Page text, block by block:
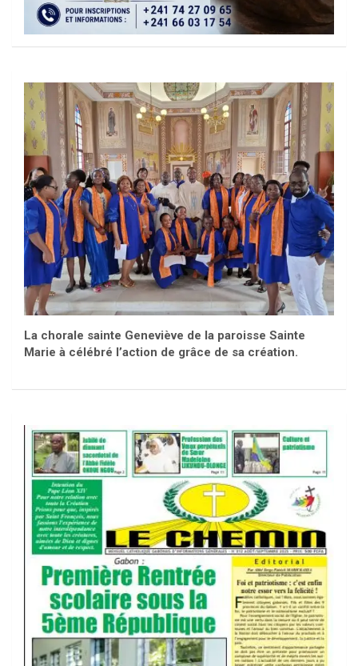
La chorale sainte Geneviève de la paroisse Sainte
Marie à célébré l’action de grâce de sa création.